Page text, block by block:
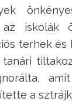
az iskolák
terhek és
a